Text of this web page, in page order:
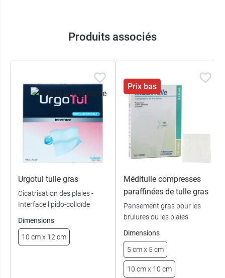
Produits associés
Urgotul tulle gras
Cicatrisation des plaies -
Interface lipido-colloïde
Dimensions
10 cm x 12 cm
Prix bas
Méditulle compresses
paraffinées de tulle gras
Pansement gras pour les
brulures ou les plaies
Dimensions
5 cm x 5 cm
10 cm x 10 cm